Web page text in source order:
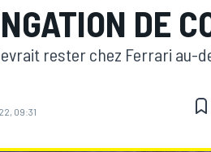
DE
rester chez Ferrari au-
09:31